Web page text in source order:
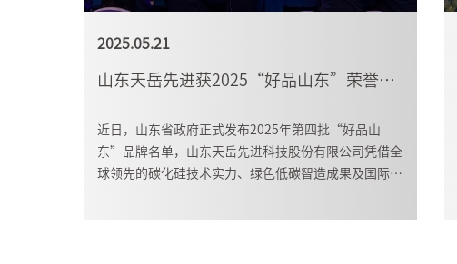
2025.05.21
山东天岳先进获2025“好品山东”荣誉称号
近日，山东省政府正式发布2025年第四批“好品山
东”品牌名单，山东天岳先进科技股份有限公司凭借全
球领先的碳化硅技术实力、绿色低碳智造成果及国际化